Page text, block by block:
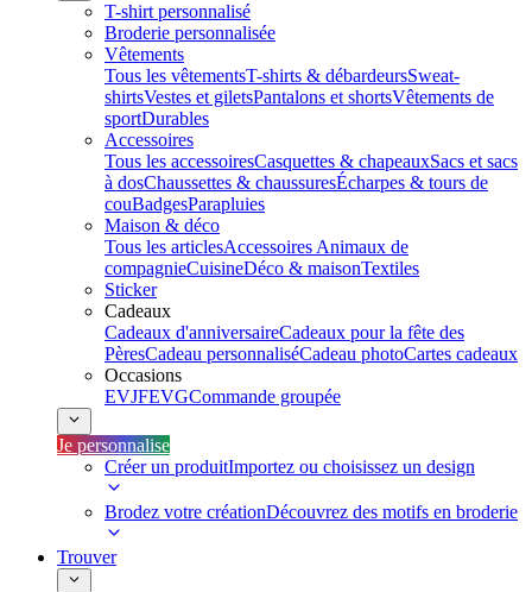
T-shirt personnalisé
Broderie personnalisée
Vêtements
Tous les vêtementsT-shirts & débardeursSweat-
shirtsVestes et giletsPantalons et shortsVêtements de
sportDurables
Accessoires
Tous les accessoiresCasquettes & chapeauxSacs et sacs
à dosChaussettes & chaussuresÉcharpes & tours de
couBadgesParapluies
Maison & déco
Tous les articlesAccessoires Animaux de
compagnieCuisineDéco & maisonTextiles
Sticker
Cadeaux
Cadeaux d'anniversaireCadeaux pour la fête des
PèresCadeau personnaliséCadeau photoCartes cadeaux
Occasions
EVJFEVGCommande groupée
Je personnalise
Créer un produitImportez ou choisissez un design
Brodez votre créationDécouvrez des motifs en broderie
Trouver